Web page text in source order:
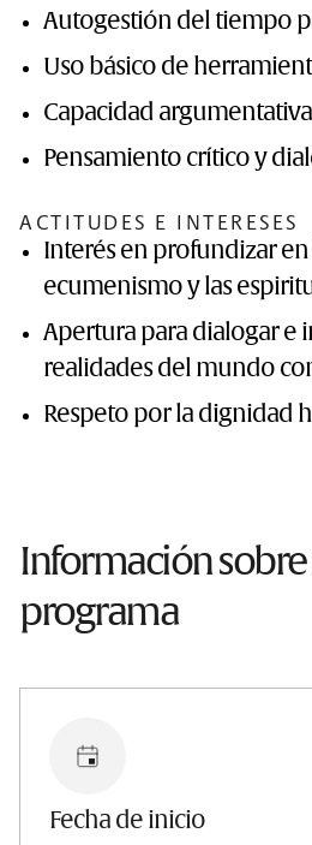
Autogestión del tiempo
Uso básico de
Capacidad
Pensamiento crítico y
ACTITUDES E INTERESES
Interés en profundizar en
ecumenismo y las
Apertura para dialogar e
realidades del mundo
Respeto por la dignidad
Información sobre
programa
Fecha de inicio